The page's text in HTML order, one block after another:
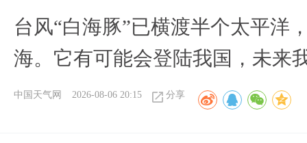
台风“白海豚”已横渡半个太平洋
海。它有可能会登陆我国，未来
中国天气网 2026-08-06 20:15 分享